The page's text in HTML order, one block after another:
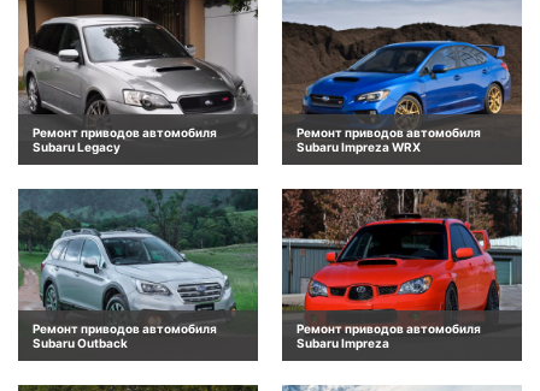
Ремонт приводов автомобиля
Subaru Legacy
Ремонт приводов автомобиля
Subaru Impreza WRX
Ремонт приводов автомобиля
Subaru Outback
Ремонт приводов автомобиля
Subaru Impreza